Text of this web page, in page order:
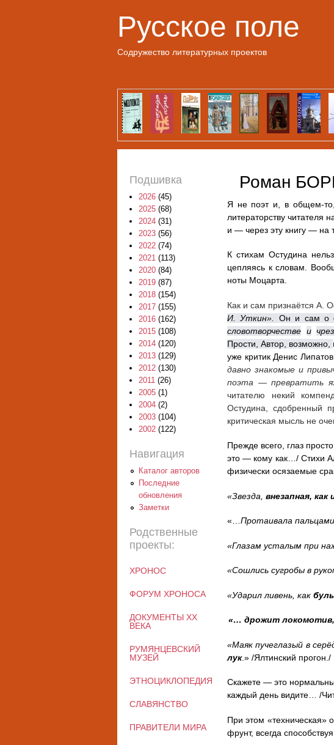
Русское поле
Содружество литературных проектов
Роман
Я не поэт и, в общем-
литераторству
и — через эту книгу — на
К стихам Остудина
цепляясь к словам.
ноты Моцарта.
Как и сам признаётся А.
И .Уткин». Он и сам о
словотворчестве и
Прости, Автор, возможно,
уже критик Денис
давно знакомые и
поэта — превратить
читателю некий
Остудина, сдобренный
критическая мысль не
Прежде всего, глаз
это — кому как…/ Стихи
физически осязаемые
«Звезда, внезапная, как
«… Протаивала
«Глазам усталым при
«Сошлись сугробы в
«Ударил ливень, как
«… дрожит локомотив,
«Маяк пучеглазый в
лук.» /Ялтинский прогон./
Скажете — это
каждый день видите… /
При этом «техническая»
фрунт, всегда
Подшивка
2026 (45)
2025 (68)
2024 (31)
2023 (56)
2022 (74)
2021 (113)
2020 (84)
2019 (87)
2018 (154)
2017 (155)
2016 (162)
2015 (108)
2014 (120)
2013 (129)
2012 (130)
2011 (26)
2005 (1)
2004 (2)
2003 (104)
2002 (122)
Навигация
Каталог авторов
Последние
обновления
Заметки
Родственные
проекты:
ХРОНОС
ФОРУМ ХРОНОСА
ДОКУМЕНТЫ XX
ВЕКА
РУМЯНЦЕВСКИЙ
МУЗЕЙ
ЭТНОЦИКЛОПЕДИЯ
СЛАВЯНСТВО
ПРАВИТЕЛИ МИРА